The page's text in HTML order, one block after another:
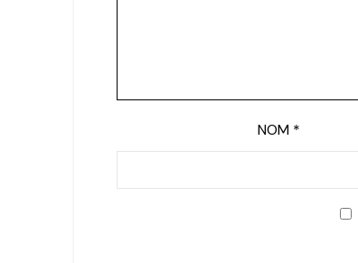
NOM *